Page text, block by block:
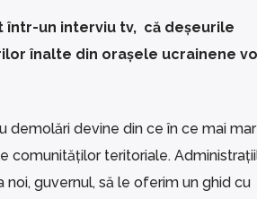
într-un interviu tv, că deșeurile
înalte din orașele ucrainene
demolări devine din ce în ce mai
comunităților teritoriale.
guvernul, să le oferim un ghid cu